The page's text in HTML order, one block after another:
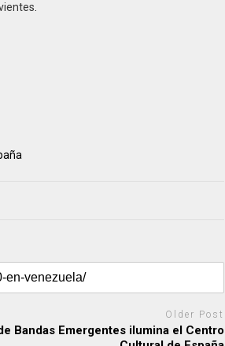
.
Older Post
Bandas Emergentes ilumina el Centro